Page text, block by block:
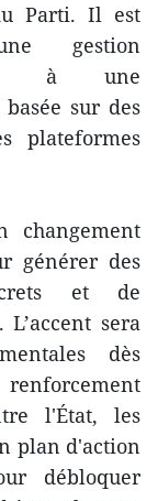
Parti. Il est
gestion
à une
sur des
plateformes
changement
générer des
et de
L’accent sera
dès
renforcement
l'État, les
plan d'action
débloquer